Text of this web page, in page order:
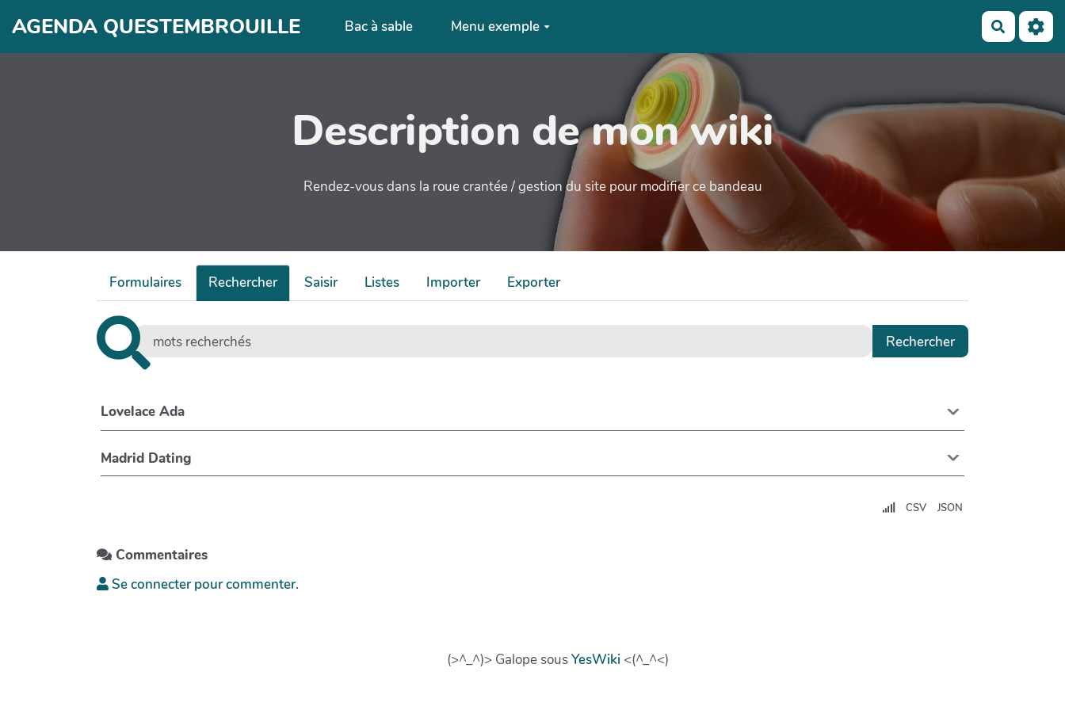
Aller au contenu principal
AGENDA QUESTEMBROUILLE Bac à sable Menu exemple
Description de mon wiki
Rendez-vous dans la roue crantée / gestion du site pour modifier ce bandeau
Formulaires Rechercher Saisir Listes Importer Exporter
Lovelace Ada
Madrid Dating
CSV JSON
Commentaires
Se connecter pour commenter.
(>^_^)> Galope sousYesWiki <(^_^<)